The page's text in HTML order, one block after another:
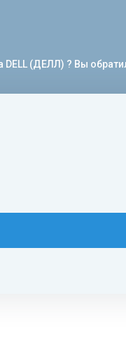
DELL (ДЕЛЛ) ? Вы